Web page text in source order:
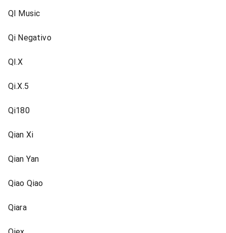
QI Music
Qi Negativo
QI.X
Qi.X.5
Qi180
Qian Xi
Qian Yan
Qiao Qiao
Qiara